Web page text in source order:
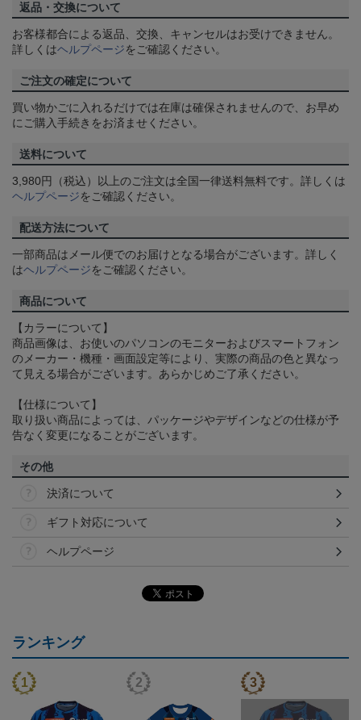
返品・交換について
お客様都合による返品、交換、キャンセルはお受けできません。
詳しくはヘルプページをご確認ください。
ご注文の確定について
買い物かごに入れるだけでは在庫は確保されませんので、お早め
にご購入手続きをお済ませください。
送料について
3,980円（税込）以上のご注文は全国一律送料無料です。詳しくは
ヘルプページをご確認ください。
配送方法について
一部商品はメール便でのお届けとなる場合がございます。詳しく
はヘルプページをご確認ください。
商品について
【カラーについて】
商品画像は、お使いのパソコンのモニターおよびスマートフォン
のメーカー・機種・画面設定等により、実際の商品の色と異なっ
て見える場合がございます。あらかじめご了承ください。
【仕様について】
取り扱い商品によっては、パッケージやデザインなどの仕様が予
告なく変更になることがございます。
その他
決済について
ギフト対応について
ヘルプページ
ランキング